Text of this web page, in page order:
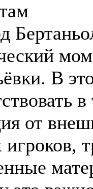
В
от
игроков,